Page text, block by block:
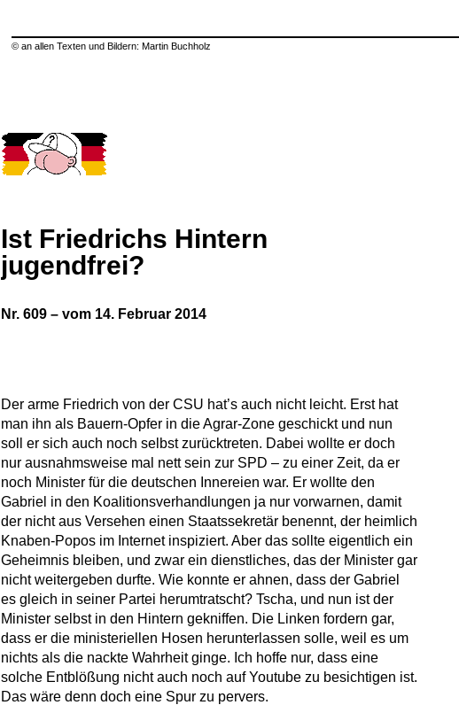
© an allen Texten und Bildern: Martin Buchholz
Ist Friedrichs Hintern
jugendfrei?
Nr. 609 – vom 14. Februar 2014
Der arme Friedrich von der CSU hat’s auch nicht leicht. Erst hat
man ihn als Bauern-Opfer in die Agrar-Zone geschickt und nun
soll er sich auch noch selbst zurücktreten. Dabei wollte er doch
nur ausnahmsweise mal nett sein zur SPD – zu einer Zeit, da er
noch Minister für die deutschen Innereien war. Er wollte den
Gabriel in den Koalitionsverhandlungen ja nur vorwarnen, damit
der nicht aus Versehen einen Staatssekretär benennt, der heimlich
Knaben-Popos im Internet inspiziert. Aber das sollte eigentlich ein
Geheimnis bleiben, und zwar ein dienstliches, das der Minister gar
nicht weitergeben durfte. Wie konnte er ahnen, dass der Gabriel
es gleich in seiner Partei herumtratscht? Tscha, und nun ist der
Minister selbst in den Hintern gekniffen. Die Linken fordern gar,
dass er die ministeriellen Hosen herunterlassen solle, weil es um
nichts als die nackte Wahrheit ginge. Ich hoffe nur, dass eine
solche Entblößung nicht auch noch auf Youtube zu besichtigen ist.
Das wäre denn doch eine Spur zu pervers.